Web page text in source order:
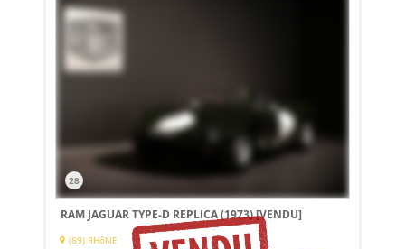
28
RAM JAGUAR TYPE-D REPLICA (1973)[VENDU]
(69) RHôNE